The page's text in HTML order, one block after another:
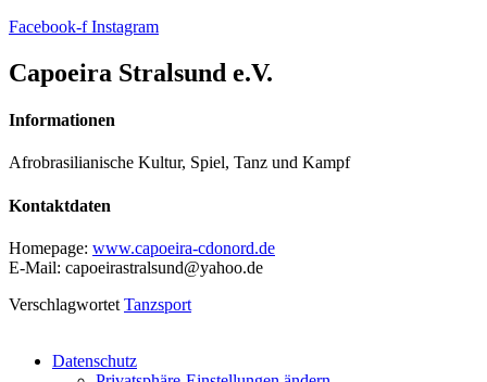
Facebook-f Instagram
Capoeira Stralsund e.V.
Informationen
Afrobrasilianische Kultur, Spiel, Tanz und Kampf
Kontaktdaten
Homepage: www.capoeira-cdonord.de
E-Mail: capoeirastralsund@yahoo.de
Verschlagwortet Tanzsport
Datenschutz